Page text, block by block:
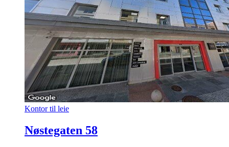
Kontor til leie
Nøstegaten 58